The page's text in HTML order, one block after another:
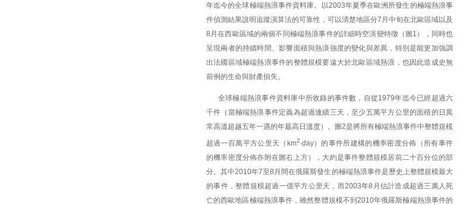
年迄今的全球極端熱浪事件資料庫。以2003年夏季在歐洲所發生的極端熱浪事
件偵測結果說明追蹤演算法的可靠性，可以清楚地區分7月中旬在北歐區域以及
8月在西歐區域的兩個不同極端熱浪事件的詳細時空演變特徵（圖1），同時也
呈現兩者的持續時間、影響面積與熱浪強度的變化與差異，特別是能更加強調
出法國區域極端熱浪事件的整體規模要遠大於北歐區域熱浪，也因此造成史無
前例的生命與財產損失。
全球極端熱浪事件資料庫中所收錄的事件數，自從1979年迄今已經超過六
千件（當極端熱浪事件定義為超過連續三天，至少五萬平方公里的面積的日異
常高溫超越五年一遇的年最高日溫度）。圖2是將所有極端熱浪事件中整體規模
超過一百萬平方公里天（km2∙day）的事件所建構的機率密度分佈（所有事件
的機率密度分佈亦附在圖右上方），大約是事件整體規模居前二十百分位的部
分。其中2010年7至8月間在俄羅斯發生的極端熱浪事件是歷史上整體規模最大
的事件，整體規模超過一億平方公里天，而2003年8月估計造成超過三萬人死
亡的西歐地區極端熱浪事件，雖然整體規模不到2010年俄羅斯極端熱浪事件的